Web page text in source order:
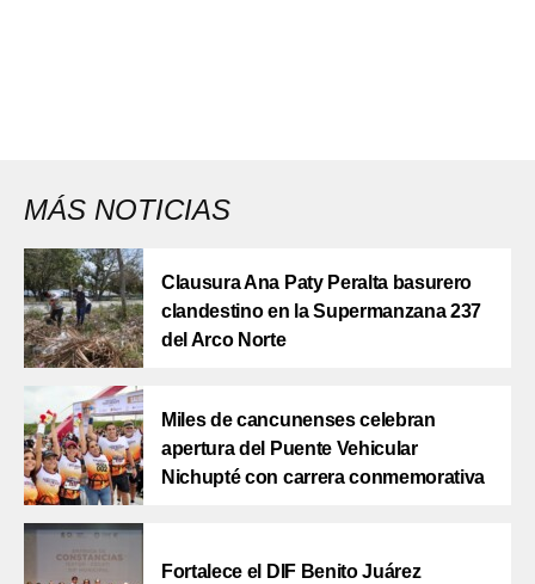
MÁS NOTICIAS
Clausura Ana Paty Peralta basurero
clandestino en la Supermanzana 237
del Arco Norte
Miles de cancunenses celebran
apertura del Puente Vehicular
Nichupté con carrera conmemorativa
Fortalece el DIF Benito Juárez